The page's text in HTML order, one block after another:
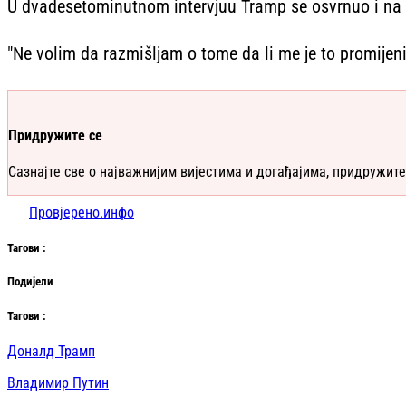
U dvadesetominutnom intervjuu Tramp se osvrnuo i
"Ne volim da razmišljam o tome da li me je to
Придружите се
Сазнајте све о најважнијим вијестима и догађајима,
Провјерено.инфо
Тагови :
Подијели
Тагови :
Доналд Трамп
Владимир Путин